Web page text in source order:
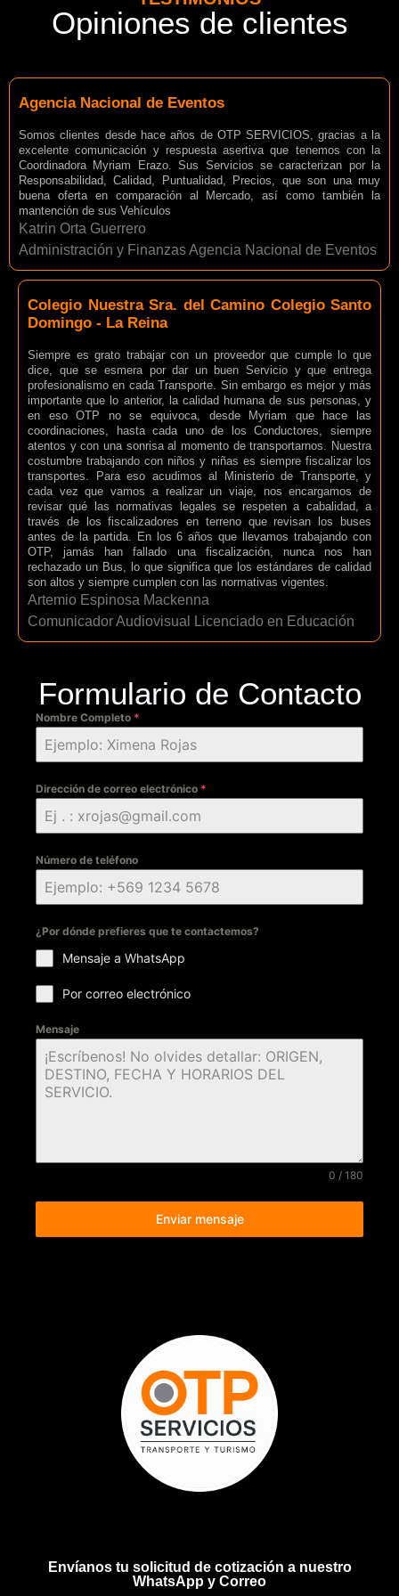
Opiniones de clientes
Agencia Nacional de Eventos
Somos clientes desde hace años de OTP SERVICIOS, gracias a la
excelente comunicación y respuesta asertiva que tenemos con la
Coordinadora Myriam Erazo. Sus Servicios se caracterizan por la
Responsabilidad, Calidad, Puntualidad, Precios, que son una muy
buena oferta en comparación al Mercado, así como también la
mantención de sus Vehículos
Katrin Orta Guerrero
Administración y Finanzas Agencia Nacional de Eventos
Colegio Nuestra Sra. del Camino Colegio Santo
Domingo - La Reina
Siempre es grato trabajar con un proveedor que cumple lo que
dice, que se esmera por dar un buen Servicio y que entrega
profesionalismo en cada Transporte. Sin embargo es mejor y más
importante que lo anterior, la calidad humana de sus personas, y
en eso OTP no se equivoca, desde Myriam que hace las
coordinaciones, hasta cada uno de los Conductores, siempre
atentos y con una sonrisa al momento de transportarnos. Nuestra
costumbre trabajando con niños y niñas es siempre fiscalizar los
transportes. Para eso acudimos al Ministerio de Transporte, y
cada vez que vamos a realizar un viaje, nos encargamos de
revisar qué las normativas legales se respeten a cabalidad, a
través de los fiscalizadores en terreno que revisan los buses
antes de la partida. En los 6 años que llevamos trabajando con
OTP, jamás han fallado una fiscalización, nunca nos han
rechazado un Bus, lo que significa que los estándares de calidad
son altos y siempre cumplen con las normativas vigentes.
Artemio Espinosa Mackenna
Comunicador Audiovisual Licenciado en Educación
Formulario de Contacto
Nombre Completo *
Dirección de correo electrónico *
Número de teléfono
¿Por dónde prefieres que te contactemos?
Mensaje a WhatsApp
Por correo electrónico
Mensaje
0 / 180
Enviar mensaje
Envíanos tu solicitud de cotización a nuestro
WhatsApp y Correo